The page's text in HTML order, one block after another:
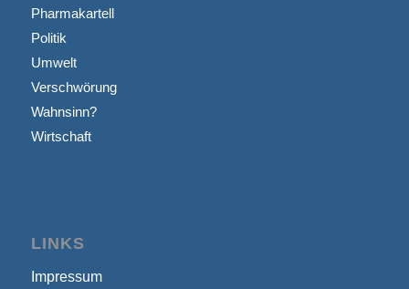
Pharmakartell
Politik
Umwelt
Verschwörung
Wahnsinn?
Wirtschaft
LINKS
Impressum